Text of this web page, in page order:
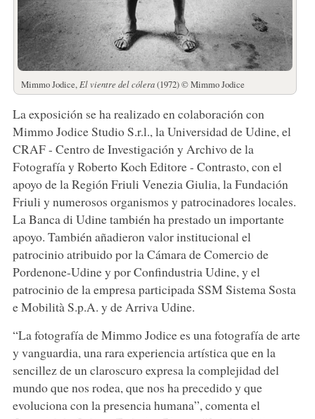
Mimmo Jodice, El vientre del cólera(1972) © Mimmo Jodice
La exposición se ha realizado en colaboración con
Mimmo Jodice Studio S.r.l., la Universidad de Udine, el
CRAF - Centro de Investigación y Archivo de la
Fotografía y Roberto Koch Editore - Contrasto, con el
apoyo de la Región Friuli Venezia Giulia, la Fundación
Friuli y numerosos organismos y patrocinadores locales.
La Banca di Udine también ha prestado un importante
apoyo. También añadieron valor institucional el
patrocinio atribuido por la Cámara de Comercio de
Pordenone-Udine y por Confindustria Udine, y el
patrocinio de la empresa participada SSM Sistema Sosta
e Mobilità S.p.A. y de Arriva Udine.
“La fotografía de Mimmo Jodice es una fotografía de arte
y vanguardia, una rara experiencia artística que en la
sencillez de un claroscuro expresa la complejidad del
mundo que nos rodea, que nos ha precedido y que
evoluciona con la presencia humana”, comenta el